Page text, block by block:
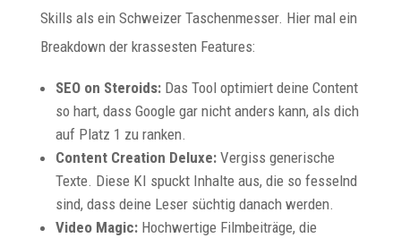
Skills als ein Schweizer Taschenmesser. Hier mal ein
Breakdown der krassesten Features:
SEO on Steroids:Das Tool optimiert deine Content
so hart, dass Google gar nicht anders kann, als dich
auf Platz 1 zu ranken.
Content Creation Deluxe:Vergiss generische
Texte. Diese KI spuckt Inhalte aus, die so fesselnd
sind, dass deine Leser süchtig danach werden.
Video Magic:Hochwertige Filmbeiträge, die